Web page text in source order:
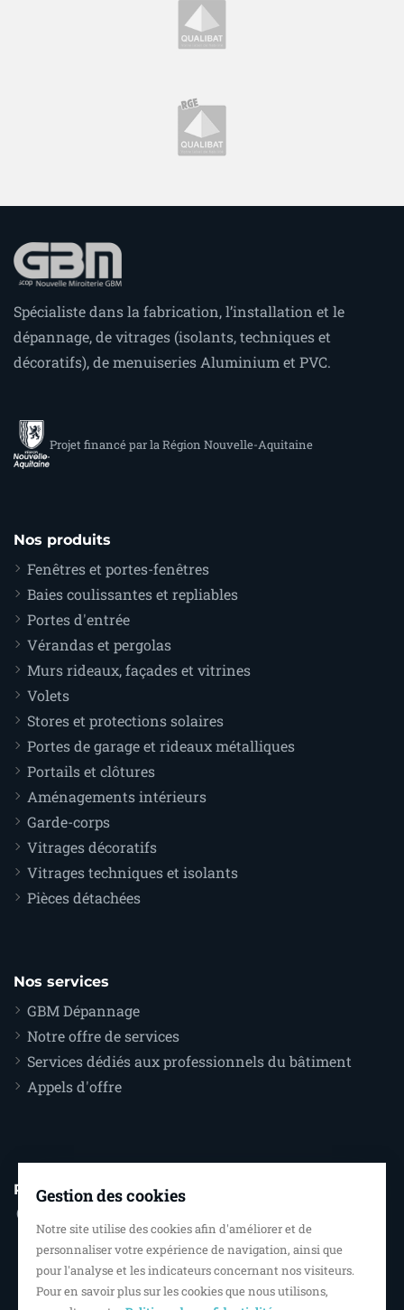
Spécialiste dans la fabrication, l’installation et le
dépannage, de vitrages (isolants, techniques et
décoratifs), de menuiseries Aluminium et PVC.
Projet financé par la Région Nouvelle-Aquitaine
Nos produits
Fenêtres et portes-fenêtres
Baies coulissantes et repliables
Portes d'entrée
Vérandas et pergolas
Murs rideaux, façades et vitrines
Volets
Stores et protections solaires
Portes de garage et rideaux métalliques
Portails et clôtures
Aménagements intérieurs
Garde-corps
Vitrages décoratifs
Vitrages techniques et isolants
Pièces détachées
Nos services
GBM Dépannage
Notre offre de services
Services dédiés aux professionnels du bâtiment
Appels d'offre
Pour nous contacter
254 rue Jean Perrin
ZI les Courrières
87170 Isle
Gestion des cookies
Notre site utilise des cookies afin d'améliorer et de
personnaliser votre expérience de navigation, ainsi que
pour l'analyse et les indicateurs concernant nos visiteurs.
Pour en savoir plus sur les cookies que nous utilisons,